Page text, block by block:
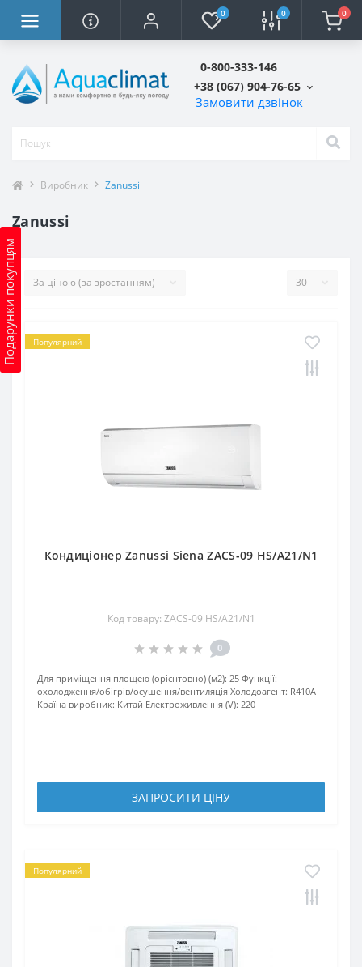
0 0 0
0-800-333-146
+38 (067) 904-76-65
Замовити дзвінок
Подарунки покупцям
Виробник Zanussi
Zanussi
Популярний
Кондиціонер Zanussi Siena ZACS-09 HS/A21/N1
Код товару: ZACS-09 HS/A21/N1
0
Для приміщення площею (орієнтовно) (м2): 25 Функції:
охолодження/обігрів/осушення/вентиляція Xолодоагент: R410А
Країна виробник: Китай Електроживлення (V): 220
ЗАПРОСИТИ ЦIНУ
Популярний